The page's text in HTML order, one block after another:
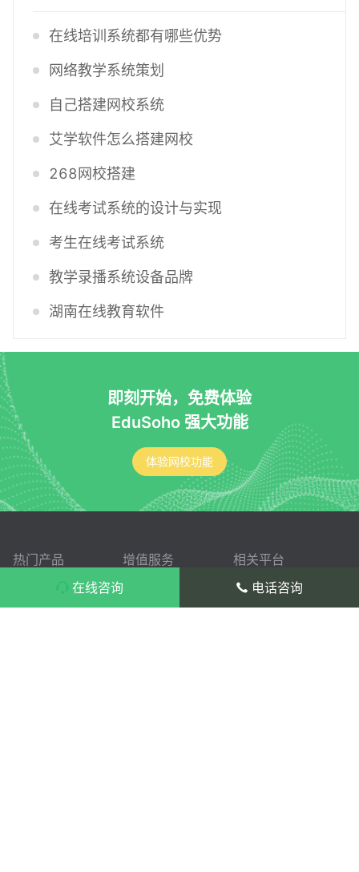
在线培训系统都有哪些优势
网络教学系统策划
自己搭建网校系统
艾学软件怎么搭建网校
268网校搭建
在线考试系统的设计与实现
考生在线考试系统
教学录播系统设备品牌
湖南在线教育软件
即刻开始，免费体验
EduSoho 强大功能
体验网校功能
热门产品
教培系统
增值服务 相关平台
Demo站
在线咨询 电话咨询